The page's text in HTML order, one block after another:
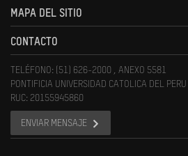
MAPA DEL SITIO
CONTACTO
TELÉFONO: (51) 626-2000 , ANEXO 5581
PONTIFICIA UNIVERSIDAD CATOLICA DEL PERU
RUC: 20155945860
ENVIAR MENSAJE